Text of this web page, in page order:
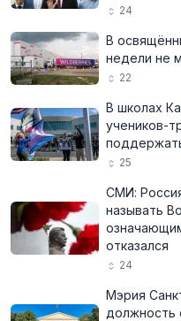
24
В
недели не
22
В школах
учеников-
25
СМИ:
называть
отказался
24
Мэрия
должность